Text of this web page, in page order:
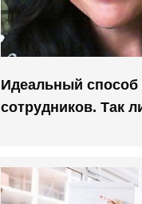
Идеальный способ
сотрудников. Так